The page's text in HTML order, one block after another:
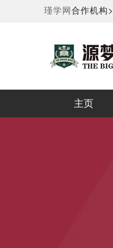
瑾学网合作机构>
主页